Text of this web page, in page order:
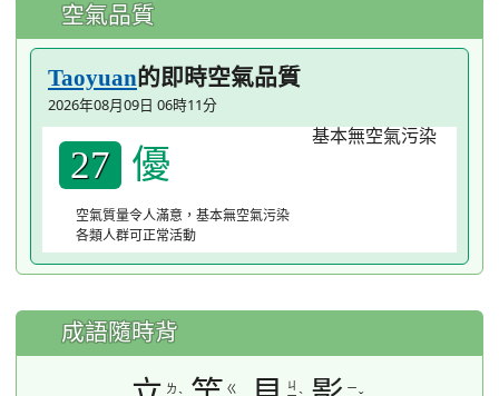
空氣品質
Taoyuan的即時空氣品質
2026年08月09日 06時11分
27 優
空氣質量令人滿意，基本無空氣污染
各類人群可正常活動
成語隨時背
ㄌ
ㄍ
ㄐ
ㄧ